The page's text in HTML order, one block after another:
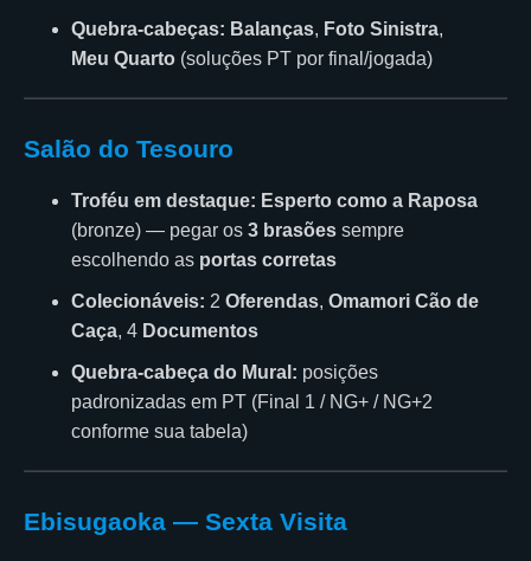
Quebra-cabeças: Balanças, Foto Sinistra,
Meu Quarto (soluções PT por final/jogada)
Salão do Tesouro
Troféu em destaque: Esperto como a Raposa
(bronze) — pegar os 3 brasões sempre
escolhendo as portas corretas
Colecionáveis: 2 Oferendas, Omamori Cão de
Caça, 4 Documentos
Quebra-cabeça do Mural: posições
padronizadas em PT (Final 1 / NG+ / NG+2
conforme sua tabela)
Ebisugaoka — Sexta Visita